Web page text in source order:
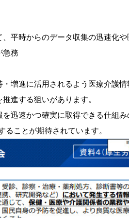
平時からのデータ収集の迅速化や
急務
増進に活用されるよう医療介護
進する狙いがあります。
迅速かつ確実に取得できる仕組
ことが期待されています。